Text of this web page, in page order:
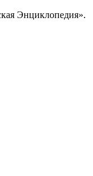
Энциклопедия».